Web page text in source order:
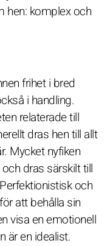
hen: komplex och
frihet i bred
i handling.
relaterade till
dras hen till allt
Mycket nyfiken
dras särskilt till
och
att behålla sin
visa en emotionell
är en idealist.